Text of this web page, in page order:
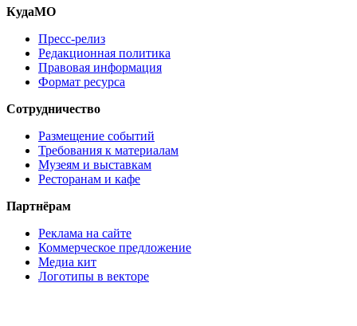
КудаМО
Пресс-релиз
Редакционная политика
Правовая информация
Формат ресурса
Сотрудничество
Размещение событий
Требования к материалам
Музеям и выставкам
Ресторанам и кафе
Партнёрам
Реклама на сайте
Коммерческое предложение
Медиа кит
Логотипы в векторе